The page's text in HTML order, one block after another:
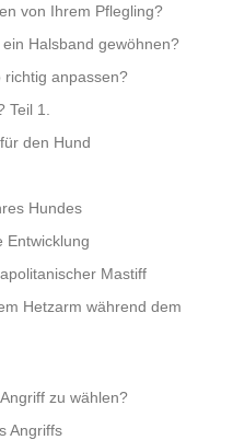
von Ihrem Pflegling?
Halsband gewöhnen?
richtig anpassen?
1.
den Hund
Hundes
Entwicklung
Mastiff
Hetzarm während dem
zu wählen?
Angriffs